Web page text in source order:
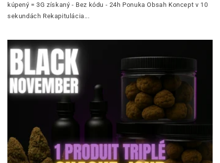
kúpený = 3G získaný - Bez kódu - 24h Ponuka Obsah Koncept v 10
sekundách Rekapitulácia...